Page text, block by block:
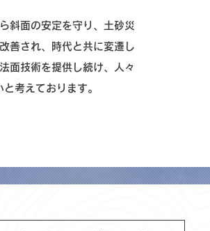
斜面の安定を守り、土砂災
善され、時代と共に変遷し
面技術を提供し続け、人々
考えております。